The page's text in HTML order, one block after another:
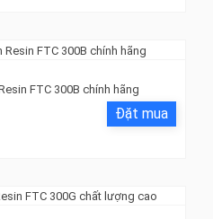
FTC 300B chính hãng